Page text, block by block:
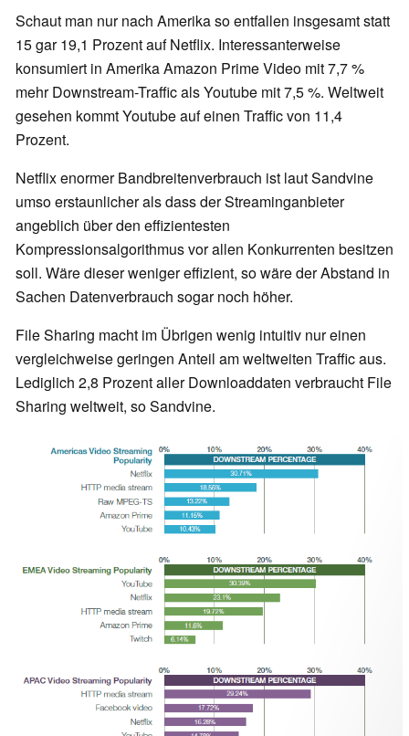
Schaut man nur nach Amerika so entfallen insgesamt statt
15 gar 19,1 Prozent auf Netflix. Interessanterweise
konsumiert in Amerika Amazon Prime Video mit 7,7 %
mehr Downstream-Traffic als Youtube mit 7,5 %. Weltweit
gesehen kommt Youtube auf einen Traffic von 11,4
Prozent.
Netflix enormer Bandbreitenverbrauch ist laut Sandvine
umso erstaunlicher als dass der Streaminganbieter
angeblich über den effizientesten
Kompressionsalgorithmus vor allen Konkurrenten besitzen
soll. Wäre dieser weniger effizient, so wäre der Abstand in
Sachen Datenverbrauch sogar noch höher.
File Sharing macht im Übrigen wenig intuitiv nur einen
vergleichweise geringen Anteil am weltweiten Traffic aus.
Lediglich 2,8 Prozent aller Downloaddaten verbraucht File
Sharing weltweit, so Sandvine.